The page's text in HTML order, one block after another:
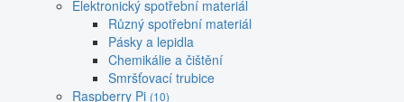
Elektronický spotřební materiál
Různý spotřební materiál
Pásky a lepidla
Chemikálie a čištění
Smršťovací trubice
Raspberry Pi (10)